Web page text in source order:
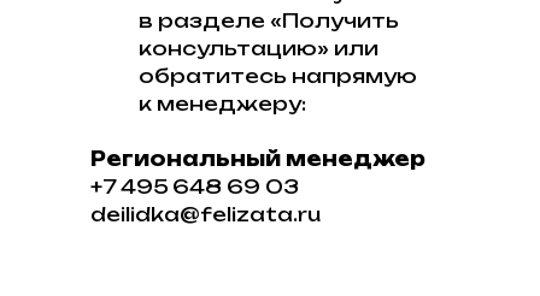
в разделе «Получить
консультацию» или
обратитесь напрямую
к менеджеру:
Региональный менеджер
+7 495 648 69 03
deilidka@felizata.ru